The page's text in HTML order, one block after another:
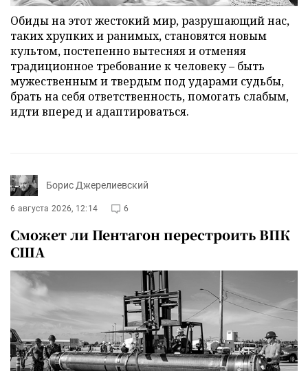
Обиды на этот жестокий мир, разрушающий нас,
таких хрупких и ранимых, становятся новым
культом, постепенно вытесняя и отменяя
традиционное требование к человеку – быть
мужественным и твердым под ударами судьбы,
брать на себя ответственность, помогать слабым,
идти вперед и адаптироваться.
Борис Джерелиевский
6 августа 2026, 12:14 6
Сможет ли Пентагон перестроить ВПК
США